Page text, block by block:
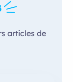
articles de